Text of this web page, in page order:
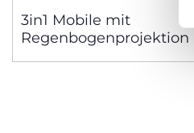
3in1 Mobile mit
Regenbogenprojektion